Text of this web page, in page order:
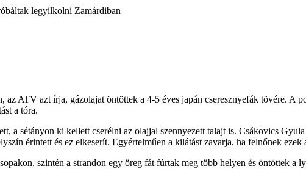
legyilkolni Zamárdiban
az ATV azt írja, gázolajat öntöttek a 4-5 éves japán cseresznyefák tövére. A
a tóra.
a sétányon ki kellett cserélni az olajjal szennyezett talajt is. Csákovics
érintett és ez elkeserít. Egyértelműen a kilátást zavarja, ha felnőnek
szintén a strandon egy öreg fát fúrtak meg több helyen és öntöttek a